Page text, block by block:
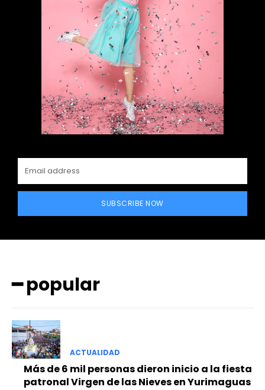
SUBSCRIBE NOW
━ popular
ACTUALIDAD
Más de 6 mil personas dieron inicio a la fiesta
patronal Virgen de las Nieves en Yurimaguas